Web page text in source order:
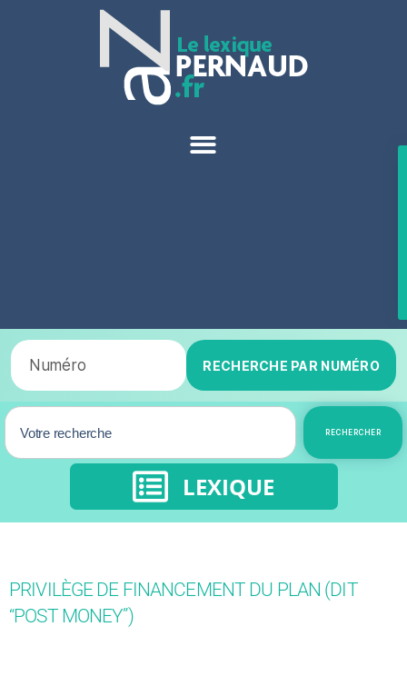
RECHERCHE PAR NUMÉRO
RECHERCHER
LEXIQUE
PRIVILÈGE DE FINANCEMENT DU PLAN (DIT
“POST MONEY”)